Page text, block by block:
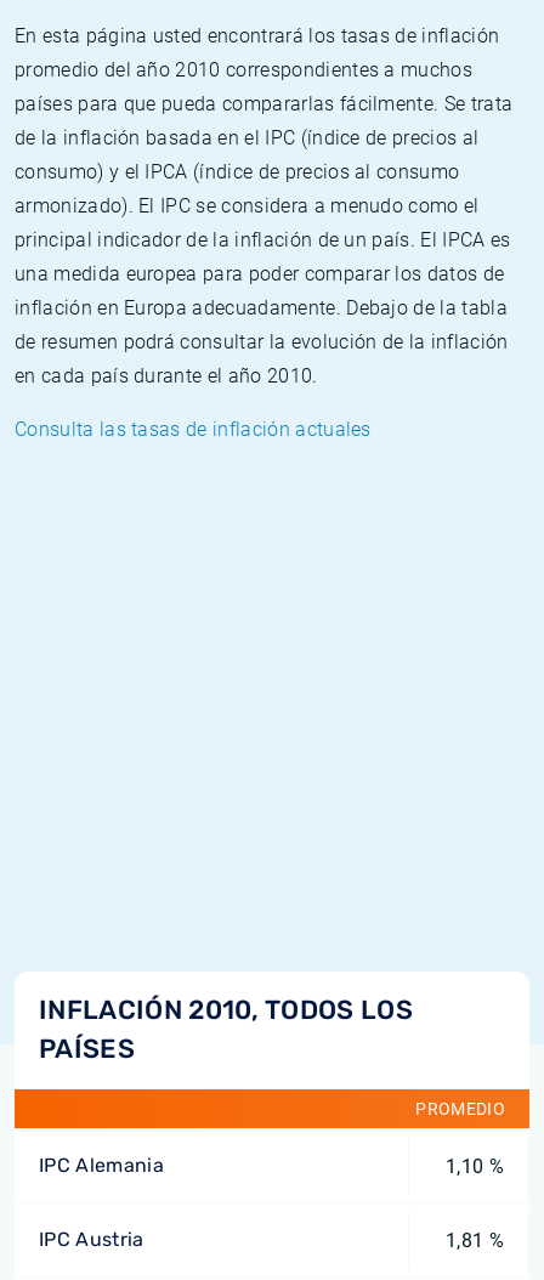
En esta página usted encontrará los tasas de inflación
promedio del año 2010 correspondientes a muchos
países para que pueda compararlas fácilmente. Se trata
de la inflación basada en el IPC (índice de precios al
consumo) y el IPCA (índice de precios al consumo
armonizado). El IPC se considera a menudo como el
principal indicador de la inflación de un país. El IPCA es
una medida europea para poder comparar los datos de
inflación en Europa adecuadamente. Debajo de la tabla
de resumen podrá consultar la evolución de la inflación
en cada país durante el año 2010.
Consulta las tasas de inflación actuales
INFLACIÓN 2010, TODOS LOS
PAÍSES
PROMEDIO
IPC Alemania 1,10 %
IPC Austria 1,81 %